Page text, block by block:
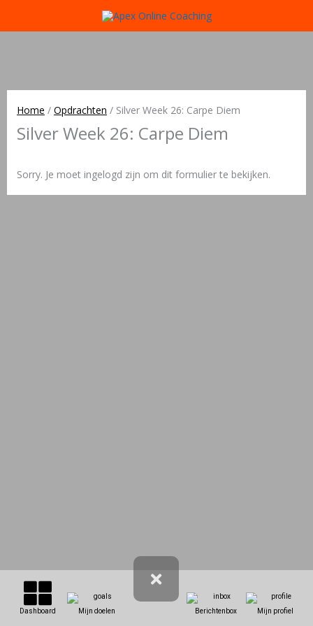
Home / Opdrachten / Silver Week 26: Carpe Diem
Silver Week 26: Carpe Diem
Sorry. Je moet ingelogd zijn om dit formulier te bekijken.
Dashboard Mijn doelen Berichtenbox Mijn profiel